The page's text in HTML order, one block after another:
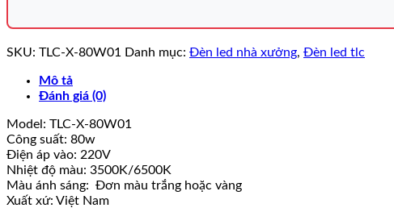
SKU: TLC-X-80W01 Danh mục: Đèn led nhà xưởng, Đèn led tlc
Mô tả
Đánh giá (0)
Model: TLC-X-80W01
Công suất: 80w
Điện áp vào: 220V
Nhiệt độ màu: 3500K/6500K
Màu ánh sáng: Đơn màu trắng hoặc vàng
Xuất xứ: Việt Nam